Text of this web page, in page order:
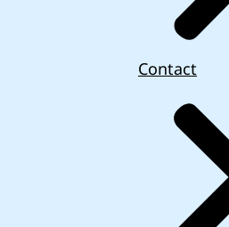
Contact